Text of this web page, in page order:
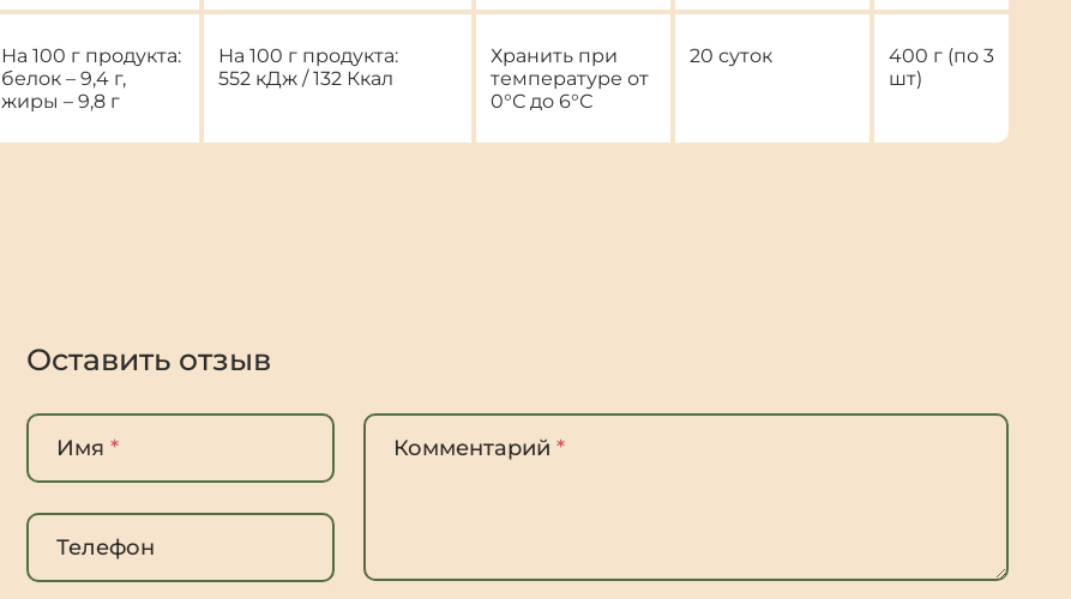
На 100 г продукта:
белок – 9,4 г,
жиры – 9,8 г
На 100 г продукта:
552 кДж / 132 Ккал
Хранить при
температуре от
0°С до 6°С
20 суток
400 г (по 3
шт)
Оставить отзыв
Имя*
Телефон
Комментарий*